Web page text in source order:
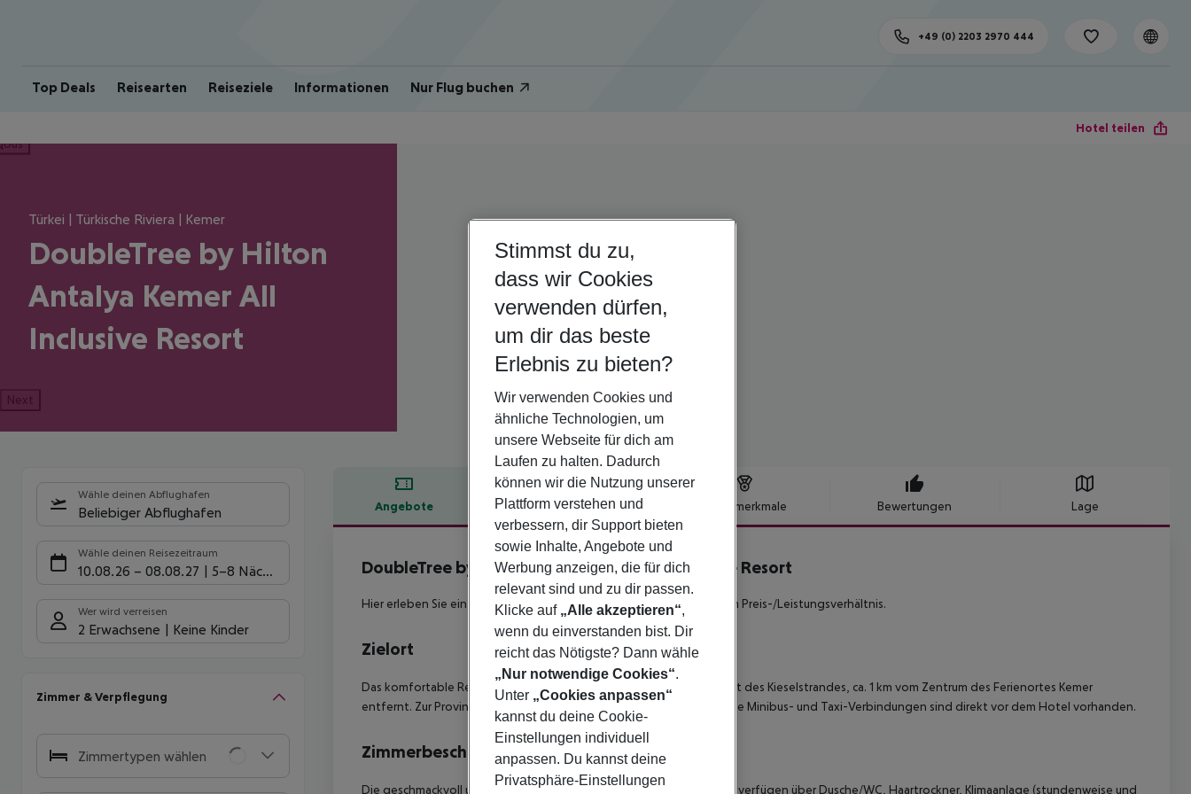
Top Deals Reisearten Reiseziele Informationen Nur Flug buchen
+49 (0) 2203 2970 444
Hotel teilen
Türkei | Türkische Riviera | Kemer
DoubleTree by Hilton
Antalya Kemer All
Inclusive Resort
Next
Wähle deinen Abflughafen
Beliebiger Abflughafen
Wähle deinen Reisezeitraum
10.08.26 – 08.08.27 5-8 Nächte
Wer wird verreisen
2 Erwachsene Keine Kinder
Zimmer & Verpflegung
Zimmertypen wählen
Angebote Hotelbeschreibung Hotelmerkmale Bewertungen Lage
Hotelbeschreibung
DoubleTree by Hilton Antalya Kemer All Inclusive Resort
Hier erleben Sie ein Hotel-Konzept mit Foodtrucks, Luxus und gutem Preis-/Leistungsverhältnis.
Zielort
Das komfortable Resorthotel liegt direkt am hoteleigenen Abschnitt des Kieselstrandes, ca. 1 km vom Zentrum des Ferienortes Kemer
entfernt. Zur Provinzhauptstadt Antalya sind es ca. 45 km, öffentliche Minibus- und Taxi-Verbindungen sind direkt vor dem Hotel vorhanden.
Zimmerbeschreibung
Die geschmackvoll und komfortabel eingerichteten DOPPELZIMMER verfügen über Dusche/WC, Haartrockner, Klimaanlage (stundenweise und
Stimmst du zu,
dass wir Cookies
verwenden dürfen,
um dir das beste
Erlebnis zu bieten?
Wir verwenden Cookies und
ähnliche Technologien, um
unsere Webseite für dich am
Laufen zu halten. Dadurch
können wir die Nutzung unserer
Plattform verstehen und
verbessern, dir Support bieten
sowie Inhalte, Angebote und
Werbung anzeigen, die für dich
relevant sind und zu dir passen.
Klicke auf „Alle akzeptieren“,
wenn du einverstanden bist. Dir
reicht das Nötigste? Dann wähle
„Nur notwendige Cookies“.
Unter „Cookies anpassen“
kannst du deine Cookie-
Einstellungen individuell
anpassen. Du kannst deine
Privatsphäre-Einstellungen